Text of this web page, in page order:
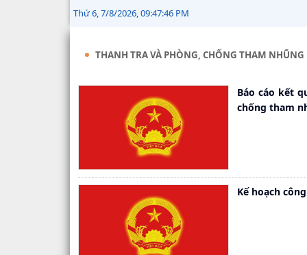
Thứ 6, 7/8/2026, 09:47:47 PM
THANH TRA VÀ PHÒNG, CHỐNG THAM NHŨNG
Báo cáo kết
chống tham
Kế hoạch